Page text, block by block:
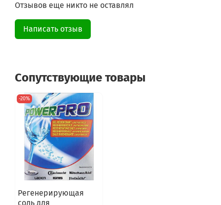
Отзывов еще никто не оставлял
Написать отзыв
Сопутствующие товары
-20%
Регенерирующая
соль для